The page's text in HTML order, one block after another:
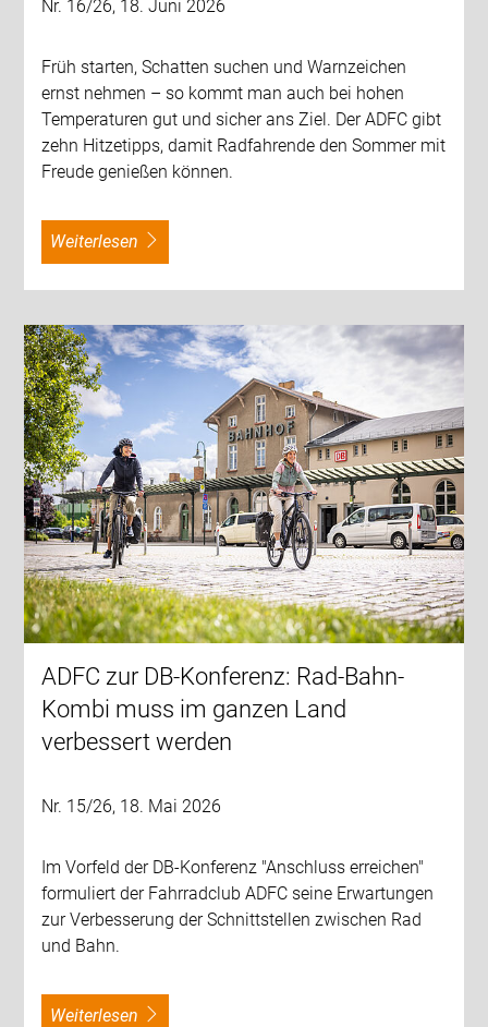
Nr. 16/26, 18. Juni 2026
Früh starten, Schatten suchen und Warnzeichen
ernst nehmen – so kommt man auch bei hohen
Temperaturen gut und sicher ans Ziel. Der ADFC gibt
zehn Hitzetipps, damit Radfahrende den Sommer mit
Freude genießen können.
weiterlesen
ADFC zur DB-Konferenz: Rad-Bahn-
Kombi muss im ganzen Land
verbessert werden
Nr. 15/26, 18. Mai 2026
Im Vorfeld der DB-Konferenz "Anschluss erreichen"
formuliert der Fahrradclub ADFC seine Erwartungen
zur Verbesserung der Schnittstellen zwischen Rad
und Bahn.
weiterlesen